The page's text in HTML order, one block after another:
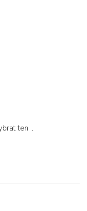
Parmigiano Reggiano: jak si správně vybrat ten pravý